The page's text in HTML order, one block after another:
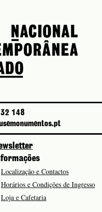
148
Localização e Contactos
Horários e Condições de Ingresso
Loja e Cafetaria